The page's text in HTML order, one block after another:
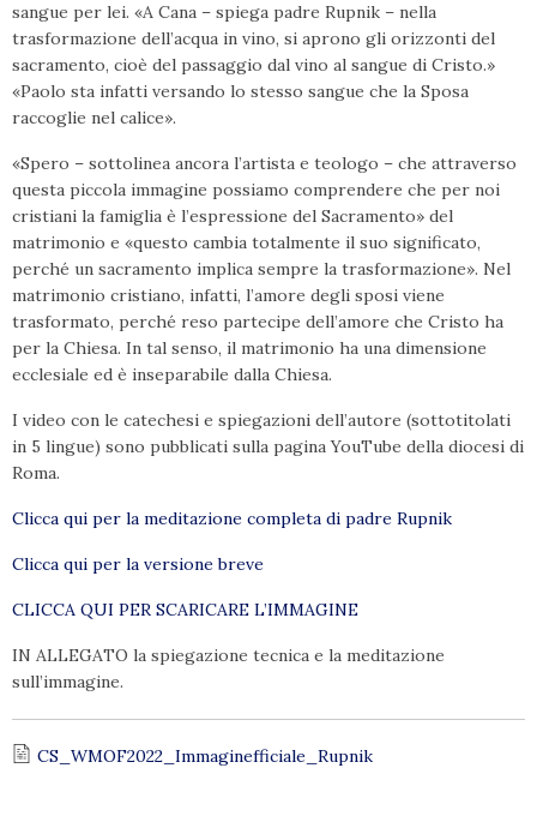
sangue per lei. «A Cana – spiega padre Rupnik – nella
trasformazione dell’acqua in vino, si aprono gli orizzonti del
sacramento, cioè del passaggio dal vino al sangue di Cristo.»
«Paolo sta infatti versando lo stesso sangue che la Sposa
raccoglie nel calice».
«Spero – sottolinea ancora l’artista e teologo – che attraverso
questa piccola immagine possiamo comprendere che per noi
cristiani la famiglia è l’espressione del Sacramento» del
matrimonio e «questo cambia totalmente il suo significato,
perché un sacramento implica sempre la trasformazione». Nel
matrimonio cristiano, infatti, l’amore degli sposi viene
trasformato, perché reso partecipe dell’amore che Cristo ha
per la Chiesa. In tal senso, il matrimonio ha una dimensione
ecclesiale ed è inseparabile dalla Chiesa.
I video con le catechesi e spiegazioni dell’autore (sottotitolati
in 5 lingue) sono pubblicati sulla pagina YouTube della diocesi di
Roma.
Clicca qui per la meditazione completa di padre Rupnik
Clicca qui per la versione breve
CLICCA QUI PER SCARICARE L’IMMAGINE
IN ALLEGATO la spiegazione tecnica e la meditazione
sull’immagine.
CS_WMOF2022_Immaginefficiale_Rupnik